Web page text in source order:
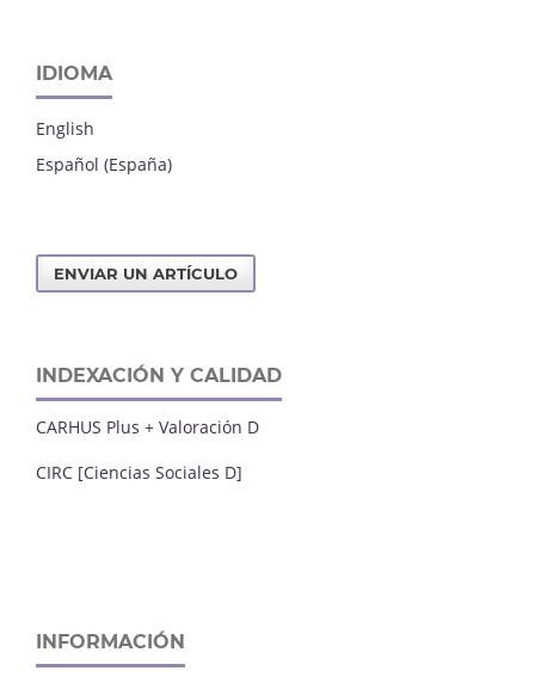
IDIOMA
English
Español (España)
ENVIAR UN ARTÍCULO
INDEXACIÓN Y CALIDAD
CARHUS Plus + Valoración D
CIRC [Ciencias Sociales D]
INFORMACIÓN